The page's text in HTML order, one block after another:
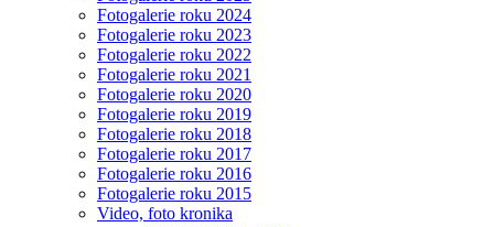
Fotogalerie roku 2024
Fotogalerie roku 2023
Fotogalerie roku 2022
Fotogalerie roku 2021
Fotogalerie roku 2020
Fotogalerie roku 2019
Fotogalerie roku 2018
Fotogalerie roku 2017
Fotogalerie roku 2016
Fotogalerie roku 2015
Video, foto kronika